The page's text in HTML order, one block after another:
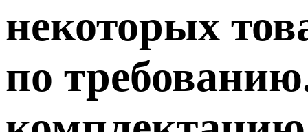
некоторых
по